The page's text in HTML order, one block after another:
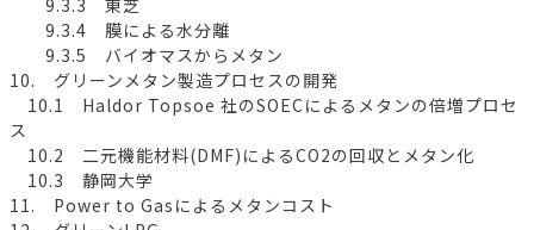
9.3.3 東芝
9.3.4 膜による水分離
9.3.5 バイオマスからメタン
10. グリーンメタン製造プロセスの開発
10.1 Haldor Topsoe 社のSOECによるメタンの倍増プロセ
ス
10.2 二元機能材料(DMF)によるCO2の回収とメタン化
10.3 静岡大学
11. Power to Gasによるメタンコスト